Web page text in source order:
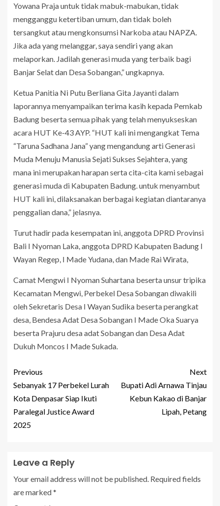
Yowana Praja untuk tidak mabuk-mabukan, tidak
mengganggu ketertiban umum, dan tidak boleh
tersangkut atau mengkonsumsi Narkoba atau NAPZA.
Jika ada yang melanggar, saya sendiri yang akan
melaporkan. Jadilah generasi muda yang terbaik bagi
Banjar Selat dan Desa Sobangan,” ungkapnya.
Ketua Panitia Ni Putu Berliana Gita Jayanti dalam
laporannya menyampaikan terima kasih kepada Pemkab
Badung beserta semua pihak yang telah menyukseskan
acara HUT Ke-43 AYP. “HUT kali ini mengangkat Tema
“Taruna Sadhana Jana” yang mengandung arti Generasi
Muda Menuju Manusia Sejati Sukses Sejahtera, yang
mana ini merupakan harapan serta cita-cita kami sebagai
generasi muda di Kabupaten Badung. untuk menyambut
HUT kali ini, dilaksanakan berbagai kegiatan diantaranya
penggalian dana,” jelasnya.
Turut hadir pada kesempatan ini, anggota DPRD Provinsi
Bali I Nyoman Laka, anggota DPRD Kabupaten Badung I
Wayan Regep, I Made Yudana, dan Made Rai Wirata,
Camat Mengwi I Nyoman Suhartana beserta unsur tripika
Kecamatan Mengwi, Perbekel Desa Sobangan diwakili
oleh Sekretaris Desa I Wayan Sudika beserta perangkat
desa, Bendesa Adat Desa Sobangan I Made Oka Suarya
beserta Prajuru desa adat Sobangan dan Desa Adat
Dukuh Moncos I Made Sukada.
Previous
Sebanyak 17 Perbekel Lurah
Kota Denpasar Siap Ikuti
Paralegal Justice Award
2025
Next
Bupati Adi Arnawa Tinjau
Kebun Kakao di Banjar
Lipah, Petang
Leave a Reply
Your email address will not be published. Required fields
are marked*